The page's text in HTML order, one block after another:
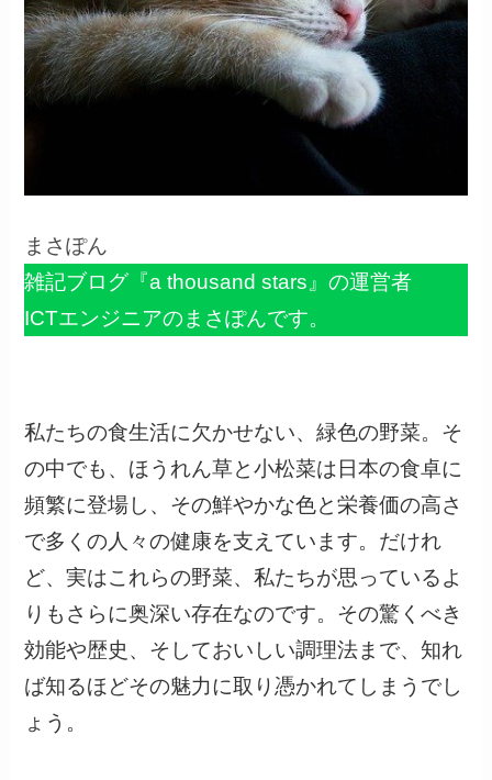
まさぽん
雑記ブログ『a thousand stars』の運営者
ICTエンジニアのまさぽんです。
私たちの食生活に欠かせない、緑色の野菜。そ
の中でも、ほうれん草と小松菜は日本の食卓に
頻繁に登場し、その鮮やかな色と栄養価の高さ
で多くの人々の健康を支えています。だけれ
ど、実はこれらの野菜、私たちが思っているよ
りもさらに奥深い存在なのです。その驚くべき
効能や歴史、そしておいしい調理法まで、知れ
ば知るほどその魅力に取り憑かれてしまうでし
ょう。